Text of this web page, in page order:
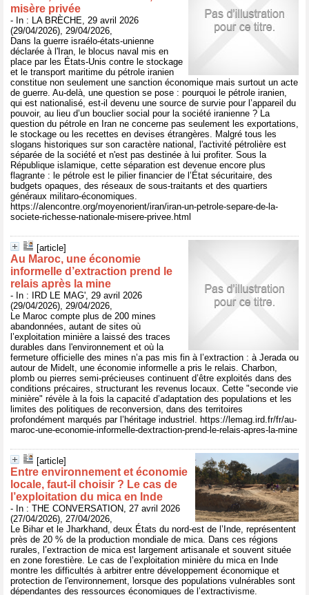
misère privée
- In : LA BRÈCHE, 29 avril 2026
(29/04/2026), 29/04/2026,
Dans la guerre israélo-états-unienne
déclarée à l'Iran, le blocus naval mis en
place par les États-Unis contre le stockage
et le transport maritime du pétrole iranien
constitue non seulement une sanction économique mais surtout un acte
de guerre. Au-delà, une question se pose : pourquoi le pétrole iranien,
qui est nationalisé, est-il devenu une source de survie pour l’appareil du
pouvoir, au lieu d’un bouclier social pour la société iranienne ? La
question du pétrole en Iran ne concerne pas seulement les exportations,
le stockage ou les recettes en devises étrangères. Malgré tous les
slogans historiques sur son caractère national, l'activité pétrolière est
séparée de la société et n'est pas destinée à lui profiter. Sous la
République islamique, cette séparation est devenue encore plus
flagrante : le pétrole est le pilier financier de l’État sécuritaire, des
budgets opaques, des réseaux de sous-traitants et des quartiers
généraux militaro-économiques.
https://alencontre.org/moyenorient/iran/iran-un-petrole-separe-de-la-
societe-richesse-nationale-misere-privee.html
[article]
Au Maroc, une économie
informelle d’extraction prend le
relais après la mine
- In : IRD LE MAG', 29 avril 2026
(29/04/2026), 29/04/2026,
Le Maroc compte plus de 200 mines
abandonnées, autant de sites où
l’exploitation minière a laissé des traces
durables dans l'environnement et où la
fermeture officielle des mines n’a pas mis fin à l’extraction : à Jerada ou
autour de Midelt, une économie informelle a pris le relais. Charbon,
plomb ou pierres semi-précieuses continuent d’être exploités dans des
conditions précaires, structurant les revenus locaux. Cette "seconde vie
minière" révèle à la fois la capacité d’adaptation des populations et les
limites des politiques de reconversion, dans des territoires
profondément marqués par l’héritage industriel. https://lemag.ird.fr/fr/au-
maroc-une-economie-informelle-dextraction-prend-le-relais-apres-la-mine
[article]
Entre environnement et économie
locale, faut‑il choisir ? Le cas de
l’exploitation du mica en Inde
- In : THE CONVERSATION, 27 avril 2026
(27/04/2026), 27/04/2026,
Le Bihar et le Jharkhand, deux États du nord-est de l’Inde, représentent
près de 20 % de la production mondiale de mica. Dans ces régions
rurales, l’extraction de mica est largement artisanale et souvent située
en zone forestière. Le cas de l’exploitation minière du mica en Inde
montre les difficultés à arbitrer entre développement économique et
protection de l'environnement, lorsque des populations vulnérables sont
dépendantes des ressources économiques de l’extractivisme.